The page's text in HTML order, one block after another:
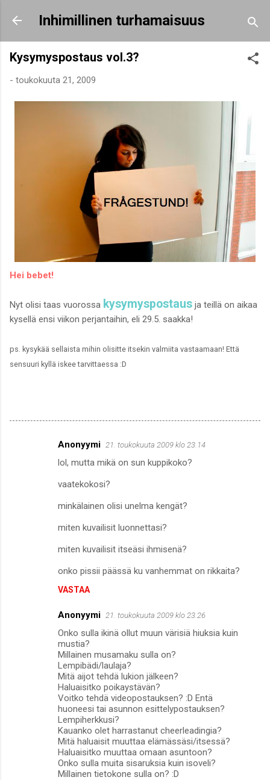
Siirry pääsisältöön
Inhimillinen turhamaisuus
Kysymyspostaus vol.3?
- toukokuuta 21, 2009
Hei bebet!
Nyt olisi taas vuorossa kysymyspostaus ja teillä on aikaa
kysellä ensi viikon perjantaihin, eli 29.5. saakka!
ps. kysykää sellaista mihin olisitte itsekin valmiita vastaamaan! Että
sensuuri kyllä iskee tarvittaessa :D
Anonyymi 21. toukokuuta 2009 klo 23.14
lol, mutta mikä on sun kuppikoko?
vaatekokosi?
minkälainen olisi unelma kengät?
miten kuvailisit luonnettasi?
miten kuvailisit itseäsi ihmisenä?
onko pissii päässä ku vanhemmat on rikkaita?
VASTAA
Anonyymi 21. toukokuuta 2009 klo 23.26
Onko sulla ikinä ollut muun värisiä hiuksia kuin
mustia?
Millainen musamaku sulla on?
Lempibädi/laulaja?
Mitä aijot tehdä lukion jälkeen?
Haluaisitko poikaystävän?
Voitko tehdä videopostauksen? :D Entä
huoneesi tai asunnon esittelypostauksen?
Lempiherkkusi?
Kauanko olet harrastanut cheerleadingia?
Mitä haluaisit muuttaa elämässäsi/itsessä?
Haluaisitko muuttaa omaan asuntoon?
Onko sulla muita sisaruksia kuin isoveli?
Millainen tietokone sulla on? :D